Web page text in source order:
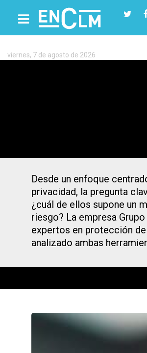
Etiqueta:
Datos
Presiona Intro para buscar o ESC
viernes, 7 de agosto de 2026
Desde un enfoque
privacidad, la pregunta
¿cuál de ellos supone un
riesgo? La empresa
expertos en protección
analizado ambas